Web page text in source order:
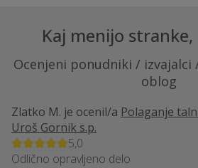
Kaj menijo
Ocenjeni ponudniki /
oblog
Zlatko M. je ocenil/a Polaganje
Uroš Gornik s.p.
5,0
Odlično opravljeno delo